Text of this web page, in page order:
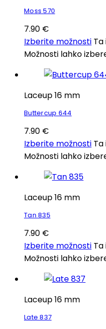
Moss 570
7.90 €
Izberite možnosti
Možnosti lahko
Laceup 16 mm
Buttercup 644
7.90 €
Izberite možnosti
Možnosti lahko
Laceup 16 mm
Tan 835
7.90 €
Izberite možnosti
Možnosti lahko
Laceup 16 mm
Late 837